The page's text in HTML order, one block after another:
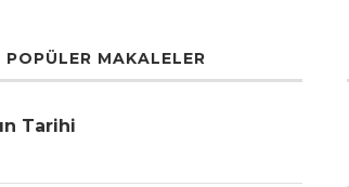
POPÜLER MAKALELER
Tarihi